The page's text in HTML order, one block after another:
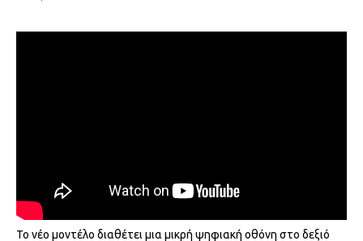
Το νέο μοντέλο διαθέτει μια μικρή ψηφιακή οθόνη στο δεξιό